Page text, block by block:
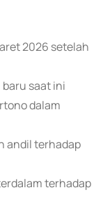
2026 setelah
saat ini
dalam
andil terhadap
terhadap